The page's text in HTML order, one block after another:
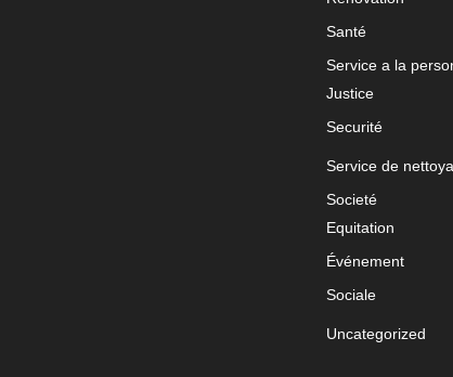
Santé
Service a la
Justice
Securité
Service de
Societé
Equitation
Événement
Sociale
Uncategorized